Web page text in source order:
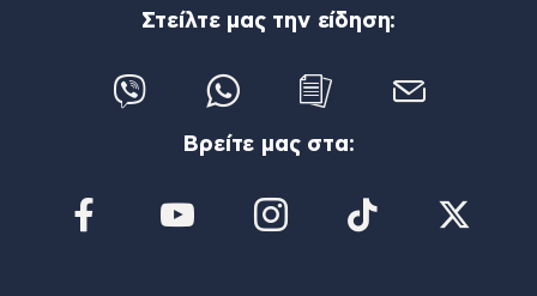
Στείλτε μας την είδηση:
Βρείτε μας στα: